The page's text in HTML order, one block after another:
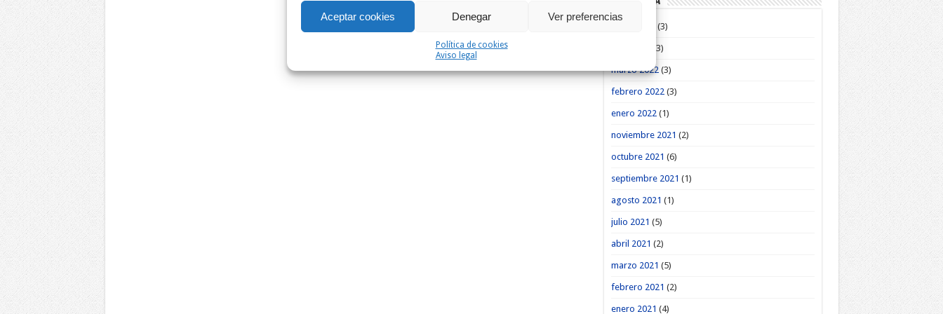
Aceptar cookies Denegar Ver preferencias
Política de cookies
Aviso legal
(3)
(3)
marzo 2022 (3)
febrero 2022 (3)
enero 2022 (1)
noviembre 2021 (2)
octubre 2021 (6)
septiembre 2021 (1)
agosto 2021 (1)
julio 2021 (5)
abril 2021 (2)
marzo 2021 (5)
febrero 2021 (2)
enero 2021 (4)